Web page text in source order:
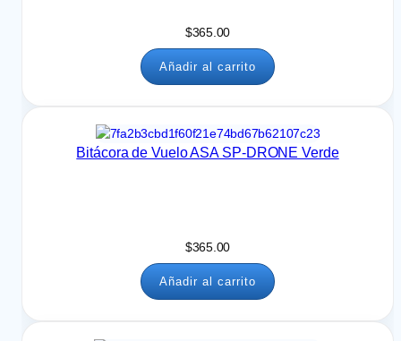
$365.00
Añadir al carrito
Bitácora de Vuelo ASA SP-DRONE Verde
$365.00
Añadir al carrito